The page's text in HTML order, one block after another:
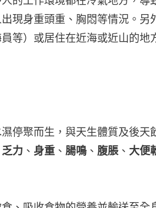
現身重頭重、胸悶等情況。另
等）或居住在近海或近山的地
停聚而生，與天生體質及後天
乏力 、 身重 、 腸鳴 、 腹脹 、 大便